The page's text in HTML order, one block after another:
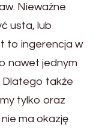
Nieważne
usta, lub
to ingerencja w
nawet jednym
Dlatego także
tylko oraz
ma okazję